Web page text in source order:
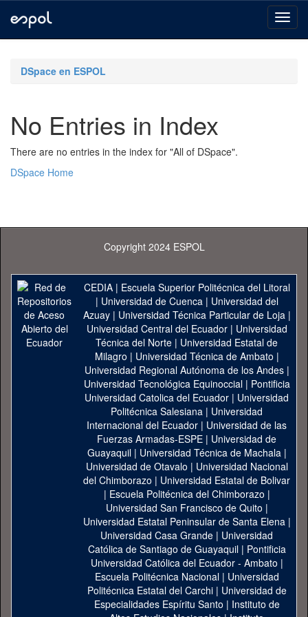
navigationDSpace en ESPOL
No Entries in Index
There are no entries in the index for "All of DSpace".
DSpace Home
Copyright 2024 ESPOL
CEDIA| Escuela Superior Politécnica del Litoral
| Universidad de Cuenca| Universidad del
Azuay| Universidad Técnica Particular de Loja|
Universidad Central del Ecuador| Universidad
Técnica del Norte | Universidad Estatal de
Milagro | Universidad Técnica de Ambato |
Universidad Regional Autónoma de los Andes|
Universidad Tecnológica Equinoccial| Pontificia
Universidad Catolica del Ecuador | Universidad
Politécnica Salesiana | Universidad
Internacional del Ecuador | Universidad de las
Fuerzas Armadas-ESPE | Universidad de
Guayaquil| Universidad Técnica de Machala|
Universidad de Otavalo | Universidad Nacional
del Chimborazo | Universidad Estatal de Bolivar
| Escuela Politécnica del Chimborazo |
Universidad San Francisco de Quito |
Universidad Estatal Peninsular de Santa Elena|
Universidad Casa Grande | Universidad
Católica de Santiago de Guayaquil| Pontificia
Universidad Católica del Ecuador - Ambato |
Escuela Politécnica Nacional| Universidad
Politécnica Estatal del Carchi| Universidad de
Especialidades Espíritu Santo | Instituto de